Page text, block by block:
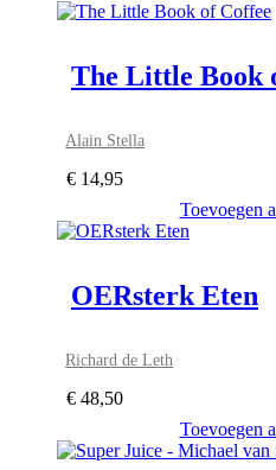
The Little Book
Alain Stella
€ 14,95
Toevoegen
OERsterk Eten
Richard de Leth
€ 48,50
Toevoegen